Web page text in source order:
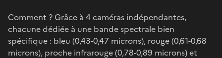
Comment ? Grâce à 4 caméras indépendantes,
chacune dédiée à une bande spectrale bien
spécifique : bleu (0,43-0,47 microns), rouge (0,61-0,68
microns), proche infrarouge (0,78-0,89 microns) et